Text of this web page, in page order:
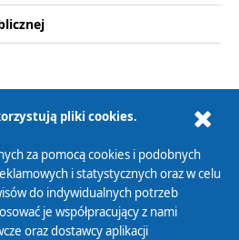
pliki cookies.
za pomocą cookies i podobnych
i statystycznych oraz w celu
do indywidualnych potrzeb
je współpracujący z nami
oraz dostawcy aplikacji